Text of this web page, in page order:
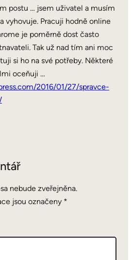
postu … jsem uživatel a musím
vyhovuje. Pracuji hodně online
je poměrně dost často
Tak už nad tím ani moc
si ho na své potřeby. Některé
oceňuji …
2016/01/27/spravce-
nebude zveřejněna.
jsou označeny *